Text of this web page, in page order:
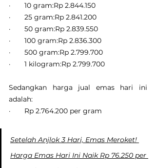
·       10 gram:Rp 2.844.150
·       25 gram:Rp 2.841.200
·       50 gram:Rp 2.839.550
·       100 gram:Rp 2.836.300
·       500 gram:Rp 2.799.700
·       1 kilogram:Rp 2.799.700
Sedangkan harga jual emas hari ini
adalah:
·       Rp 2.764.200 per gram
Setelah Anjlok 3 Hari, Emas Meroket!
Harga Emas Hari Ini Naik Rp 76.250 per